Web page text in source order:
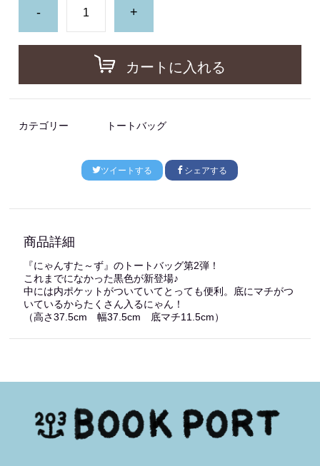
- +
カートに入れる
カテゴリー トートバッグ
ツイートする シェアする
商品詳細
『にゃんすた～ず』のトートバッグ第2弾！
これまでになかった黒色が新登場♪
中には内ポケットがついていてとっても便利。底にマチがつ
いているからたくさん入るにゃん！
（高さ37.5cm 幅37.5cm 底マチ11.5cm）